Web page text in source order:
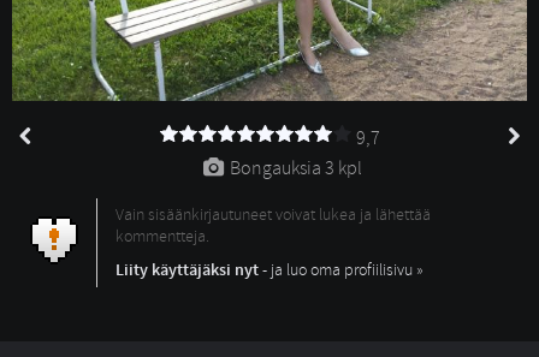
9,7
Bongauksia 3 kpl
Vain sisäänkirjautuneet voivat lukea ja lähettää
kommentteja.
Liity käyttäjäksi nyt- ja luo oma profiilisivu »